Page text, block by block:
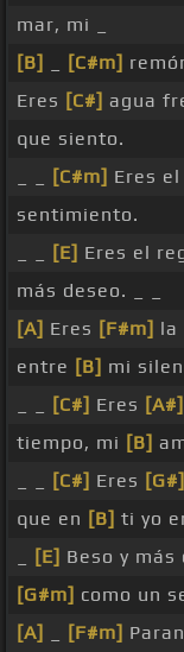
mar, mi _
[B]
[C#m]
Eres [C#] agua
que siento.
[C#m] Eres
sentimiento.
[E] Eres el
más deseo. _ _
[A] Eres [F#m] la
entre [B] mi
[C#] Eres [A#]
tiempo, mi [B]
[C#] Eres [G#]
que en [B] ti yo
[E] Beso y
[G#m] como un
[A]
[F#m]